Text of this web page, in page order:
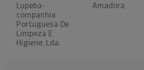
Lupeba-
companhia
Portuguesa De
Limpeza E
Higiene, Lda.
Amadora